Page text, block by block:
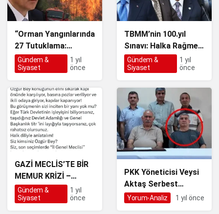
“Orman Yangınlarında
27 Tutuklama:
Sabotaj Olasılığı
Gündemde!”
Gündem &
Siyaset
1 yıl
önce
TBMM’nin 100.yıl
Sınavı: Halka Rağmen
yasa dışı Komisyon
Gündem &
Siyaset
1 yıl
önce
GAZİ MECLİS’TE BİR
MEMUR KRİZİ –
SERDAROĞLU’NDAN
TARİHE NOT: “MİT
Gündem &
Siyaset
1 yıl
önce
PKK Yöneticisi Veysi
Aktaş Serbest
Bırakıldı: Milletin
Yorum-Analiz 1 yıl önce